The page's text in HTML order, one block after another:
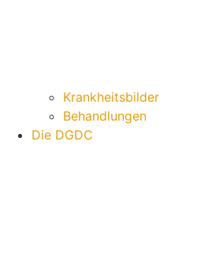
Krankheitsbilder
Behandlungen
Die DGDC